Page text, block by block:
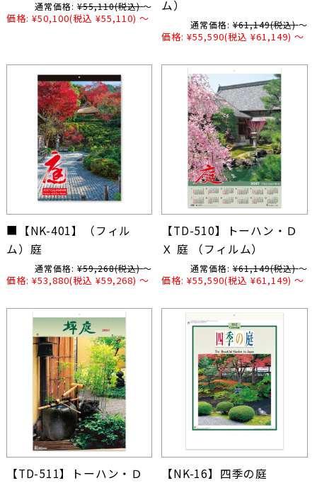
通常価格: ¥55,110(税込) ～
価格: ¥50,100(税込 ¥55,110) ～
ム）
通常価格: ¥61,149(税込) ～
価格: ¥55,590(税込 ¥61,149) ～
■【NK-401】（フィル
ム）庭
通常価格: ¥59,268(税込) ～
価格: ¥53,880(税込 ¥59,268) ～
【TD-510】トーハン・Ｄ
Ｘ 庭 （フィルム）
通常価格: ¥61,149(税込) ～
価格: ¥55,590(税込 ¥61,149) ～
【TD-511】トーハン・Ｄ
【NK-16】四季の庭